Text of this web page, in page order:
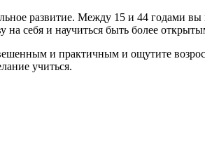
развитие. Между 15 и 44 годами
на себя и научиться быть более
и практичным и ощутите
учиться.